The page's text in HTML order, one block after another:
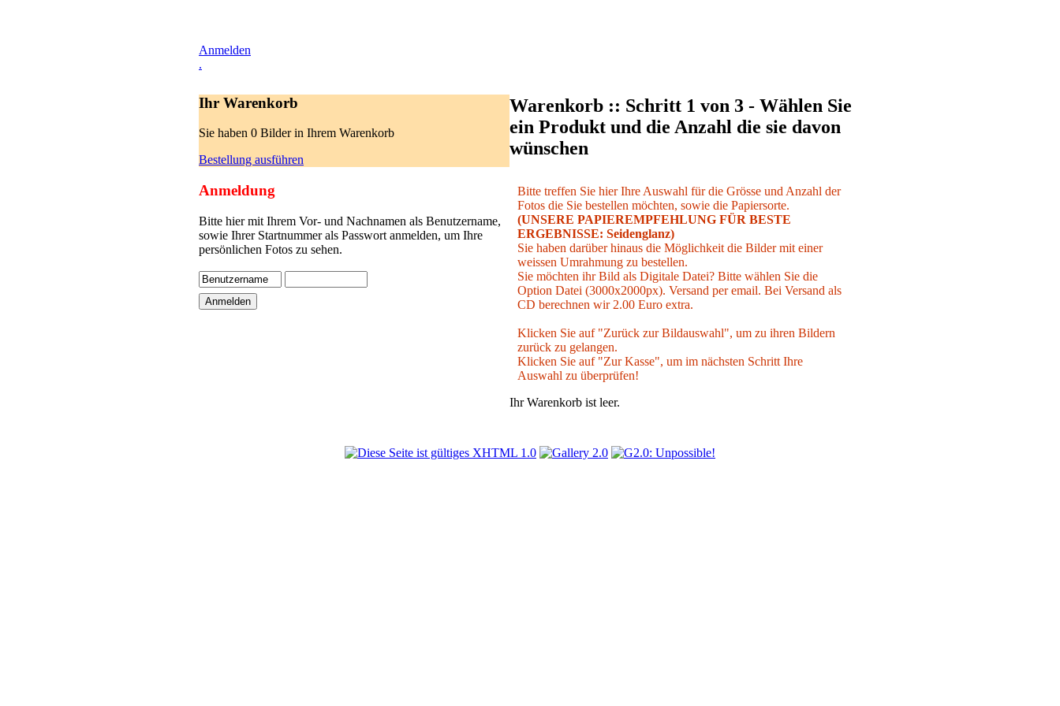
Anmelden
.
Ihr Warenkorb
Sie haben 0 Bilder in Ihrem Warenkorb
Bestellung ausführen
Anmeldung
Bitte hier mit Ihrem Vor- und Nachnamen als Benutzername,
sowie Ihrer Startnummer als Passwort anmelden, um Ihre
persönlichen Fotos zu sehen.
Warenkorb :: Schritt 1 von 3 - Wählen Sie
ein Produkt und die Anzahl die sie davon
wünschen
Bitte treffen Sie hier Ihre Auswahl für die Grösse und Anzahl der
Fotos die Sie bestellen möchten, sowie die Papiersorte.
(UNSERE PAPIEREMPFEHLUNG FÜR BESTE
ERGEBNISSE: Seidenglanz)
Sie haben darüber hinaus die Möglichkeit die Bilder mit einer
weissen Umrahmung zu bestellen.
Sie möchten ihr Bild als Digitale Datei? Bitte wählen Sie die
Option Datei (3000x2000px). Versand per email. Bei Versand als
CD berechnen wir 2.00 Euro extra.
Klicken Sie auf "Zurück zur Bildauswahl", um zu ihren Bildern
zurück zu gelangen.
Klicken Sie auf "Zur Kasse", um im nächsten Schritt Ihre
Auswahl zu überprüfen!
Ihr Warenkorb ist leer.